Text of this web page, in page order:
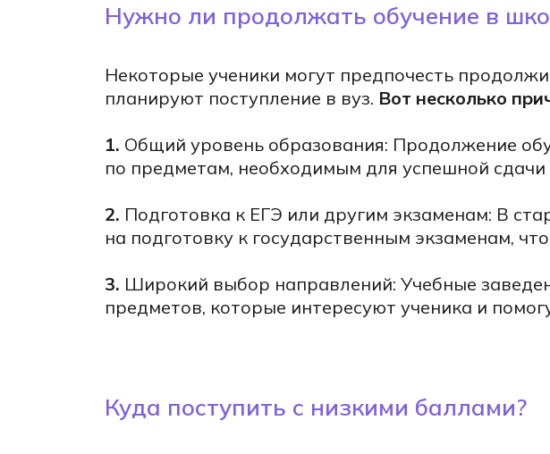
Нужно ли продолжать обучение в
Некоторые ученики могут предпочесть
планируют поступление в вуз. Вот несколько
1. Общий уровень образования: Продолжение
по предметам, необходимым для успешной сдачи
2. Подготовка к ЕГЭ или другим экзаменам: В
на подготовку к государственным экзаменам,
3. Широкий выбор направлений: Учебные
предметов, которые интересуют ученика и
Куда поступить с низкими баллами?